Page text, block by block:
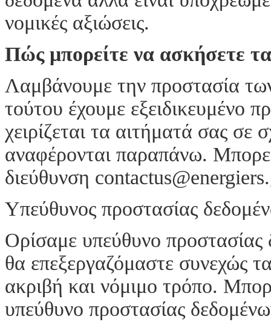
νομικές αξιώσεις.
Πώς μπορείτε να ασκήσετε
Λαμβάνουμε την προστασία
τούτου έχουμε εξειδικευμένο
χειρίζεται τα αιτήματά σας
αναφέρονται παραπάνω.
διεύθυνση
Υπεύθυνος προστασίας
Ορίσαμε υπεύθυνο προστασίας
θα επεξεργαζόμαστε συνεχώς
ακριβή και νόμιμο τρόπο.
υπεύθυνο προστασίας